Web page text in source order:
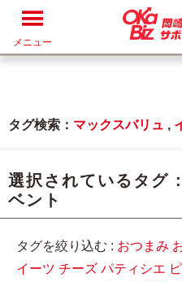
メニュー
タグ検索： マックスバリュ ,
選択されているタグ :
ベント
タグを絞り込む : おつまみ
イーツ チーズ パティシエ